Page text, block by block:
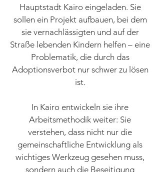
Hauptstadt Kairo eingeladen. Sie
sollen ein Projekt aufbauen, bei dem
sie vernachlässigten und auf der
Straße lebenden Kindern helfen – eine
Problematik, die durch das
Adoptionsverbot nur schwer zu lösen
ist.
In Kairo entwickeln sie ihre
Arbeitsmethodik weiter: Sie
verstehen, dass nicht nur die
gemeinschaftliche Entwicklung als
wichtiges Werkzeug gesehen muss,
sondern auch die Beseitigung